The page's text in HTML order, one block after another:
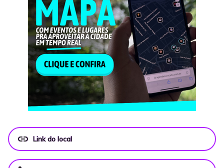
link Link do local